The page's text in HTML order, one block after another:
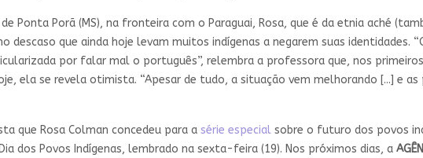
Ponta Porã (MS), na fronteira com o Paraguai, Rosa, que é da etnia aché
descaso que ainda hoje levam muitos indígenas a negarem suas
por falar mal o português”, relembra a professora que, nos
ela se revela otimista. “Apesar de tudo, a situação vem melhorando [...] e
que Rosa Colman concedeu para a série especial sobre o futuro dos povos
dos Povos Indígenas, lembrado na sexta-feira (19). Nos próximos dias, a